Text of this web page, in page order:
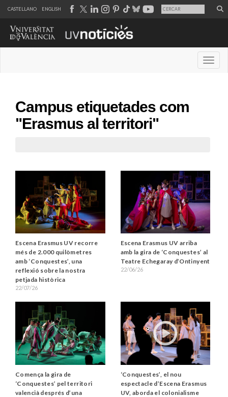
CASTELLANO ENGLISH
Campus etiquetades com
"Erasmus al territori"
Escena Erasmus UV recorre
més de 2.000 quilòmetres
amb ‘Conquestes’, una
reflexió sobre la nostra
petjada històrica
22/07/26
Escena Erasmus UV arriba
amb la gira de ‘Conquestes’ al
Teatre Echegaray d’Ontinyent
22/06/26
Comença la gira de
‘Conquestes’ pel territori
valencià després d’una
‘Conquestes’, el nou
espectacle d’Escena Erasmus
UV, aborda el colonialisme